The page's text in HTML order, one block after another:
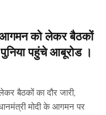
आगमन को लेकर बैठकों
पुनिया पहुंचे आबूरोड ।
बैठकों का दौर जारी,
मोदी के आगमन पर